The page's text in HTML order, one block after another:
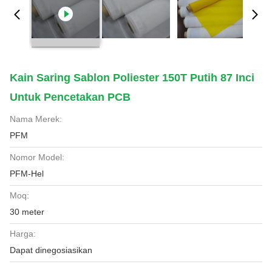
Kain Saring Sablon Poliester 150T Putih 87 Inci
Untuk Pencetakan PCB
Nama Merek:
PFM
Nomor Model:
PFM-Hel
Moq:
30 meter
Harga:
Dapat dinegosiasikan